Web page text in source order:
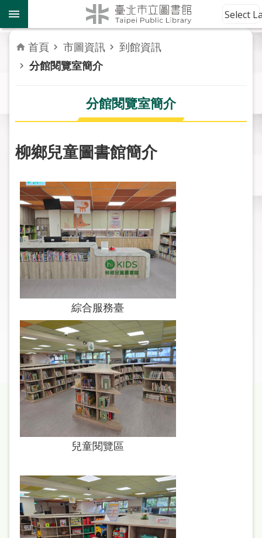
跳到主要內容區塊
到
館
資
訊
務
活
報
導
關
於
市
圖
線
申
請
常
見
問
加
圖
網
站
Select
首頁 市圖資訊
到館資訊
分館閱覽室簡介
分館閱覽室簡介
柳鄉兒童圖書館簡介
綜合服務臺
兒童閱覽區